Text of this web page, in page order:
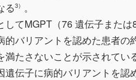
る3） 。
てMGPT（76 遺伝子また
バリアントを認めた患者の
たさないことが示されてい
伝子に病的バリアントを認